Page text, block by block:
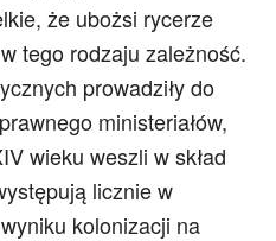
że ubożsi rycerze
tego rodzaju zależność.
prowadziły do
ministeriałów,
wieku weszli w skład
licznie w
kolonizacji na